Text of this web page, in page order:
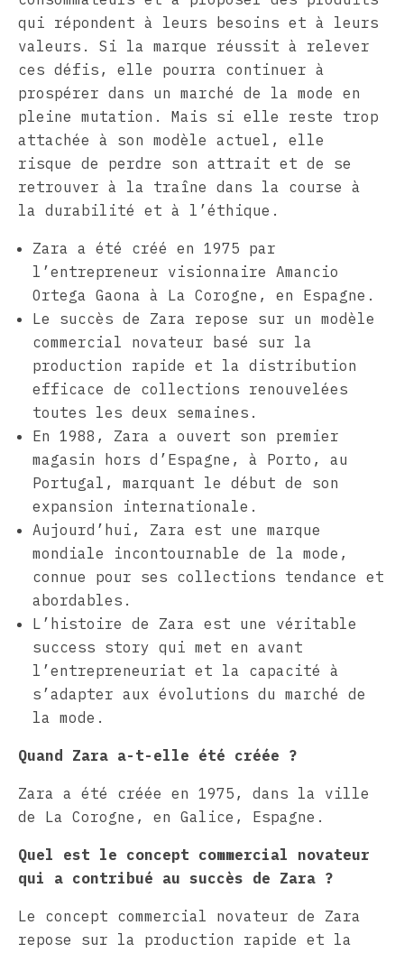
qui répondent à leurs besoins et à leurs
valeurs. Si la marque réussit à relever
ces défis, elle pourra continuer à
prospérer dans un marché de la mode en
pleine mutation. Mais si elle reste trop
attachée à son modèle actuel, elle
risque de perdre son attrait et de se
retrouver à la traîne dans la course à
la durabilité et à l’éthique.
Zara a été créé en 1975 par
l’entrepreneur visionnaire Amancio
Ortega Gaona à La Corogne, en Espagne.
Le succès de Zara repose sur un modèle
commercial novateur basé sur la
production rapide et la distribution
efficace de collections renouvelées
toutes les deux semaines.
En 1988, Zara a ouvert son premier
magasin hors d’Espagne, à Porto, au
Portugal, marquant le début de son
expansion internationale.
Aujourd’hui, Zara est une marque
mondiale incontournable de la mode,
connue pour ses collections tendance et
abordables.
L’histoire de Zara est une véritable
success story qui met en avant
l’entrepreneuriat et la capacité à
s’adapter aux évolutions du marché de
la mode.
Quand Zara a-t-elle été créée ?
Zara a été créée en 1975, dans la ville
de La Corogne, en Galice, Espagne.
Quel est le concept commercial novateur
qui a contribué au succès de Zara ?
Le concept commercial novateur de Zara
repose sur la production rapide et la